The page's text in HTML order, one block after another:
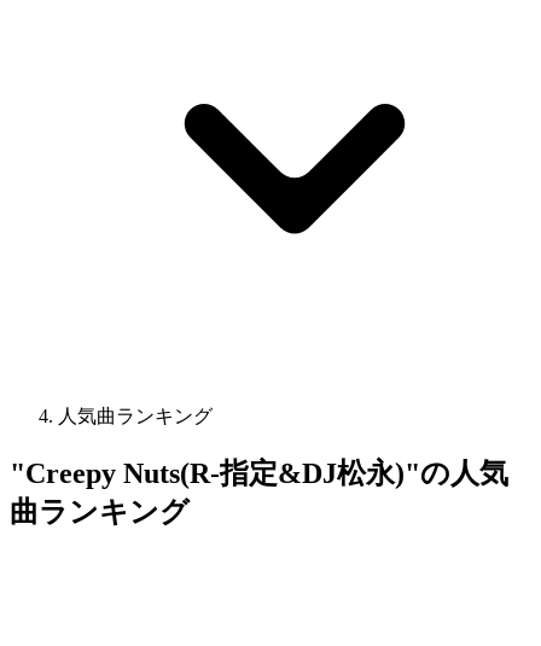
人気曲ランキング
"Creepy Nuts(R-指定&DJ松永)"の人気
曲ランキング